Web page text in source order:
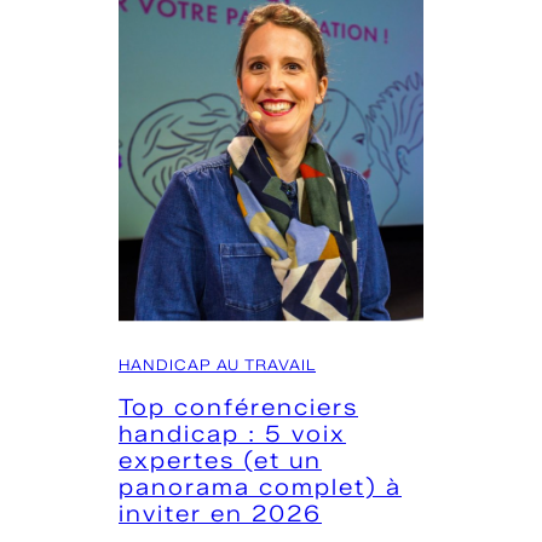
n
e
p
r
i
s
e
:
o
m
m
e
n
E
E
P
H
2
0
2
6
:
5
d
é
e
s
d
HANDICAP AU TRAVAIL
Top conférenciers
handicap : 5 voix
expertes (et un
panorama complet) à
inviter en 2026